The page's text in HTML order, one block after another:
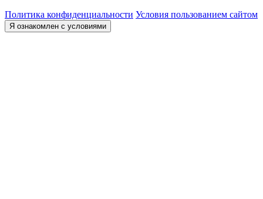
Политика конфиденциальности Условия пользованием сайтом
Я ознакомлен с условиями